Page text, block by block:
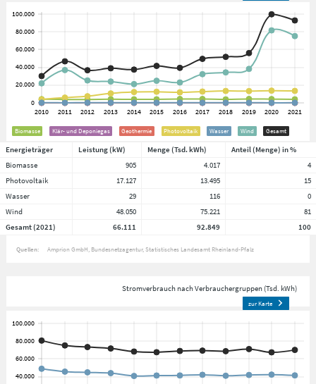
Biomasse Klär- und Deponiegas Geothermie Photovoltaik Wasser Wind Gesamt
Energieträger Leistung (kW) Menge (Tsd. kWh)
Anteil (Menge) in %
Biomasse
905 4.017
4
Photovoltaik
17.127 13.495
15
Wasser
29 116
0
Wind
48.050 75.221
81
Gesamt (2021)
66.111 92.849 100
Quellen: Amprion GmbH Bundesnetzagentur Statistisches Landesamt Rheinland-Pfalz
Stromverbrauch nach Verbrauchergruppen (Tsd. kWh)
zur Karte